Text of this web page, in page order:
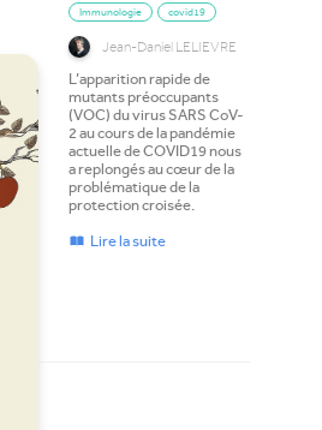
Immunologie covid19
Jean-Daniel LELIEVRE
L’apparition rapide de
mutants préoccupants
(VOC) du virus SARS CoV-
2 au cours de la pandémie
actuelle de COVID19 nous
a replongés au cœur de la
problématique de la
protection croisée.
Lire la suite